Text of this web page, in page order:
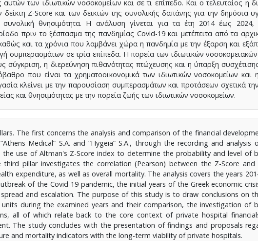
των ιδιωτικών νοσοκομείων και σε τι επίπεδο. Και ο τελευταίος η
Z-Score και των δεικτών της συνολικής δαπάνης για την δημόσια
συνολική θνησιμότητα. Η ανάλυση γίνεται για τα έτη 2014 έως
πριν το ξέσπασμα της πανδημίας Covid-19 και μετέπειτα από τα
καθώς και τα χρόνια που λαμβάνει χώρα η πανδημία με την έξαρση και
συμπερασμάτων σε τρία επίπεδα. Η πορεία των ιδιωτικών
σύγκριση, η διερεύνηση πιθανότητας πτώχευσης και η ύπαρξη
που είναι τα χρηματοοικονομικά των ιδιωτικών νοσοκομείων και η
κλείνει με την παρουσίαση συμπερασμάτων και προτάσεων σχετικά
και θνησιμότητας με την πορεία ζωής των ιδιωτικών νοσοκομείων.
The first concerns the analysis and comparison of the financial
Medical” S.A. and “Hygeia” S.A., through the recording and analysis
the use of Altman's Z-Score index to determine the probability and level of
pillar investigates the correlation (Pearson) between the Z-Score and
expenditure, as well as overall mortality. The analysis covers the years
of the Covid-19 pandemic, the initial years of the Greek economic
and escalation. The purpose of this study is to draw conclusions on
during the examined years and their comparison, the investigation of
all of which relate back to the core context of private hospital
The study concludes with the presentation of findings and proposals
and mortality indicators with the long-term viability of private hospitals.